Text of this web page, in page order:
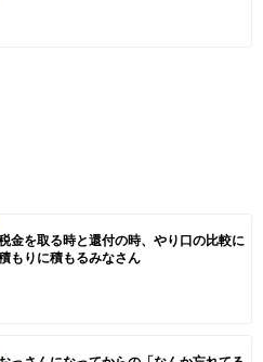
金を取る時と還付の時、やり口の比較に
もりに積もるみなさん